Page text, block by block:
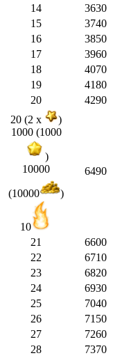
14
3630
15
3740
16
3850
17
3960
18
4070
19
4180
20
4290
20 (2 x
)
1000 (1000
)
10000
(10000 )
10
6490
21 6600
22
6710
23
6820
24
6930
25
7040
26
7150
27
7260
28
7370